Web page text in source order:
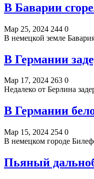
В Баварии
Мар 25, 2024 244 0
В немецкой земле
В Германии
Мар 17, 2024 263 0
Недалеко от Берлина
В Германии
Мар 15, 2024 254 0
В немецком городе
Пьяный